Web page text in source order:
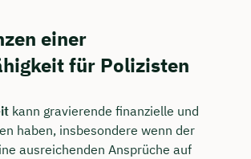
einer
für Polizisten
kann gravierende finanzielle und
haben, insbesondere wenn der
ausreichenden Ansprüche auf